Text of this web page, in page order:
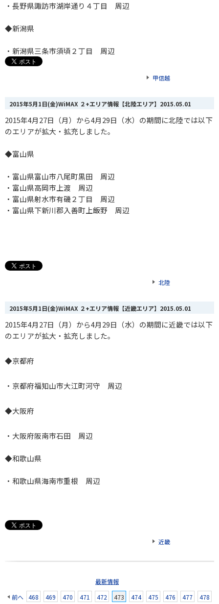
・長野県諏訪市湖岸通り４丁目 周辺
◆新潟県
・新潟県三条市須頃２丁目 周辺
甲信越
2015年5月1日(金)WiMAX ２+エリア情報【北陸エリア】 2015.05.01
2015年4月27日（月）から4月29日（水）の期間に北陸では以下
のエリアが拡大・拡充しました。
◆富山県
・富山県富山市八尾町黒田 周辺
・富山県高岡市上渡 周辺
・富山県射水市有磯２丁目 周辺
・富山県下新川郡入善町上飯野 周辺
北陸
2015年5月1日(金)WiMAX ２+エリア情報【近畿エリア】 2015.05.01
2015年4月27日（月）から4月29日（水）の期間に近畿では以下
のエリアが拡大・拡充しました。
◆京都府
・京都府福知山市大江町河守 周辺
◆大阪府
・大阪府阪南市石田 周辺
◆和歌山県
・和歌山県海南市重根 周辺
近畿
最新情報
前へ 468 469 470 471 472 473 474 475 476 477 478